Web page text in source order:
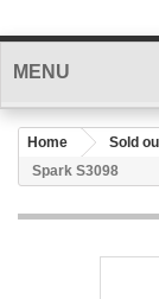
MENU
Home Sold
Spark S3098